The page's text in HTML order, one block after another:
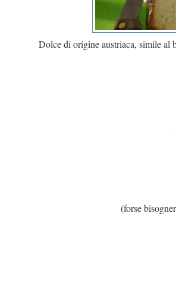
Dolce di origine austriaca, simile al
(forse